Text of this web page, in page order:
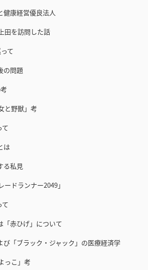
康経営優良法人
訪問した話
て
問題
獣」考
は
私見
ンナー2049」
赤ひげ」について
「ブラック・ジャック」の医療経済学
こ」考